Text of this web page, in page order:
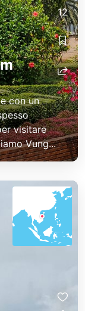
con un
visitare
Vung...
12